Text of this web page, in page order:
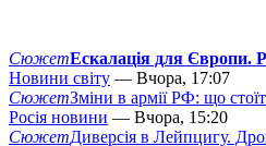
СюжетЕскалація для Європи.
Новини світу — Вчора, 17:07
СюжетЗміни в армії РФ: що
Росія новини — Вчора, 15:20
СюжетДиверсія в Лейпцигу.